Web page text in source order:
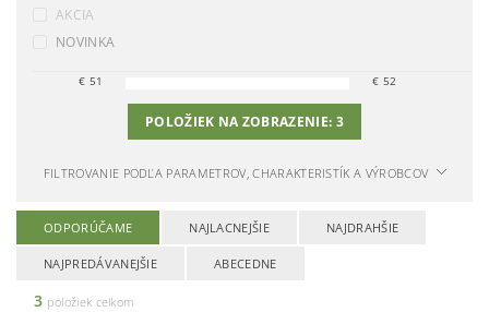
AKCIA
NOVINKA
€ 51 € 52
POLOŽIEK NA ZOBRAZENIE: 3
FILTROVANIE PODĽA PARAMETROV, CHARAKTERISTÍK A VÝROBCOV
ODPORÚČAME NAJLACNEJŠIE NAJDRAHŠIE
NAJPREDÁVANEJŠIE ABECEDNE
3 položiek celkom